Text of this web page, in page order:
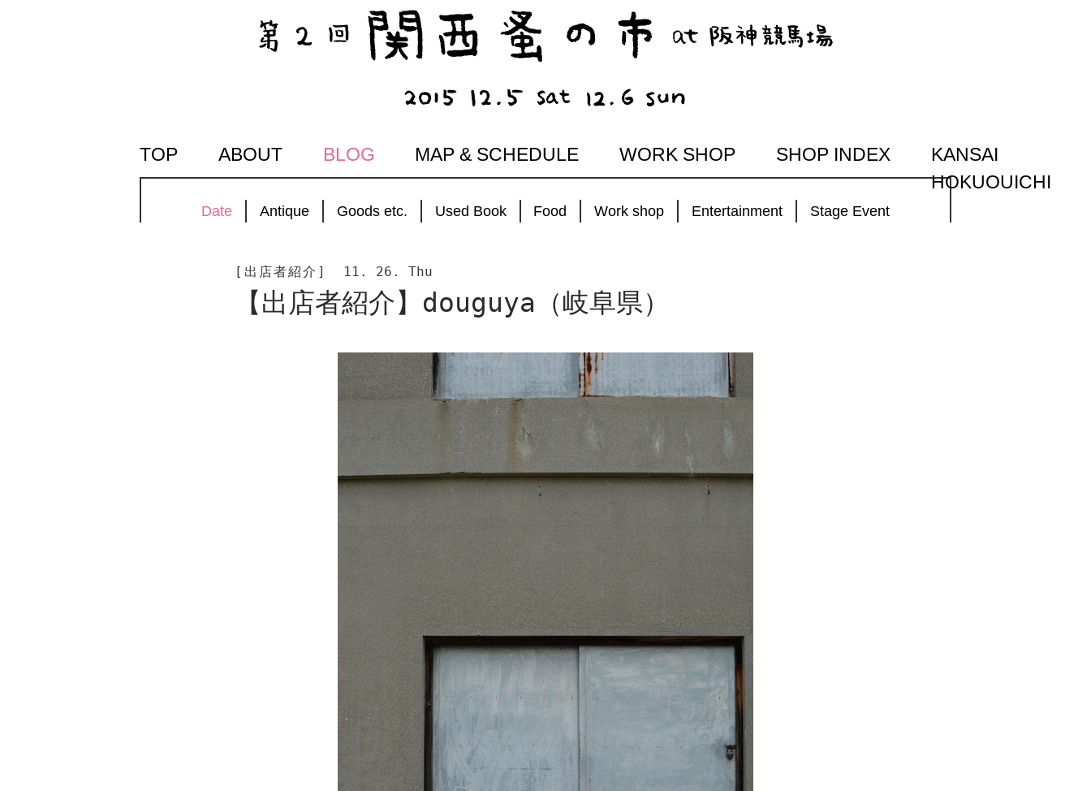
TOP ABOUT BLOG MAP & SCHEDULE WORK SHOP SHOP INDEX
KANSAI
HOKUOUICHI
Date Antique Goods etc. Used Book Food Work shop Entertainment Stage Event
[出店者紹介] 11. 26. Thu
【出店者紹介】douguya（岐阜県）